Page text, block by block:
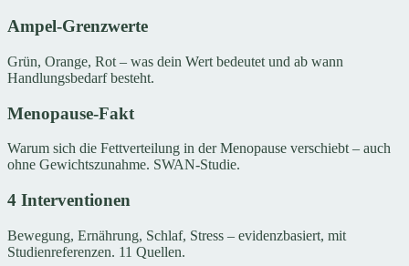
Ampel-Grenzwerte
Grün, Orange, Rot – was dein Wert bedeutet und ab wann
Handlungsbedarf besteht.
Menopause-Fakt
Warum sich die Fettverteilung in der Menopause verschiebt – auch
ohne Gewichtszunahme. SWAN-Studie.
4 Interventionen
Bewegung, Ernährung, Schlaf, Stress – evidenzbasiert, mit
Studienreferenzen. 11 Quellen.